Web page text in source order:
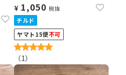
¥ 1,050 税抜
チルド
ヤマト15便不可
（1）